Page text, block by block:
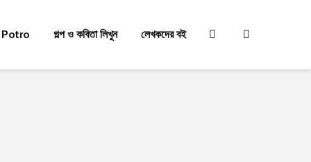
গল্প ও কবিতা লিখুন লেখকদের বই